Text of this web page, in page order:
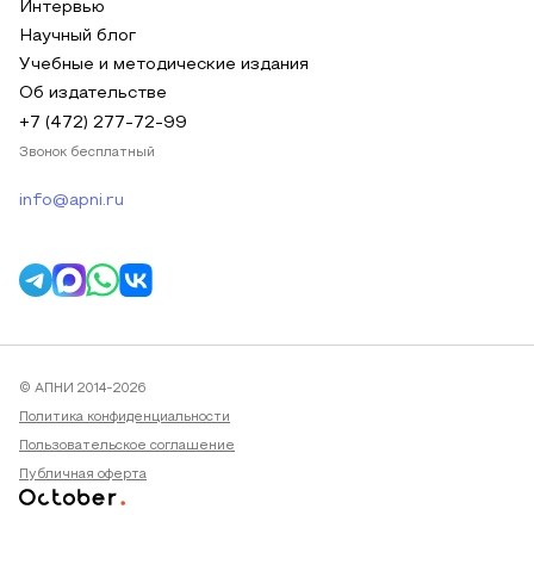
Интервью
Научный блог
Учебные и методические издания
Об издательстве
+7 (472) 277-72-99
Звонок бесплатный
info@apni.ru
© АПНИ 2014-2026
Политика конфиденциальности
Пользовательское соглашение
Публичная оферта